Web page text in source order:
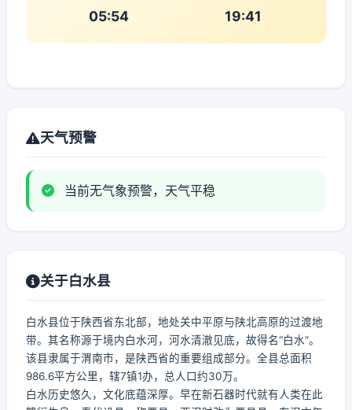
05:54 19:41
天气预警
当前无气象预警，天气平稳
关于白水县
白水县位于陕西省东北部，地处关中平原与陕北高原的过渡地
带。其名称源于境内白水河，河水清澈见底，故得名“白水”。
该县隶属于渭南市，是陕西省的重要组成部分。全县总面积
986.6平方公里，辖7镇1办，总人口约30万。
白水历史悠久，文化底蕴深厚。早在新石器时代就有人类在此